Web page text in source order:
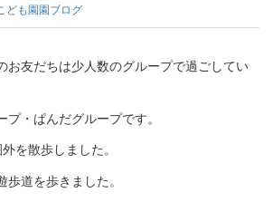
ども園園ブログ
お友だちは少人数のグループで過ごしてい
・ぱんだグループです。
を散歩しました。
道を歩きました。